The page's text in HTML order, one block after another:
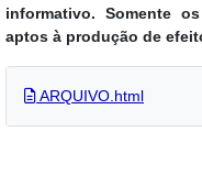
informativo. Somente
aptos à produção de
ARQUIVO.html